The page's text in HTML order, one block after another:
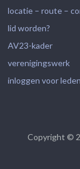
locatie – route –
lid worden?
AV23-kader
verenigingswerk
inloggen voor leden
Copyright ©